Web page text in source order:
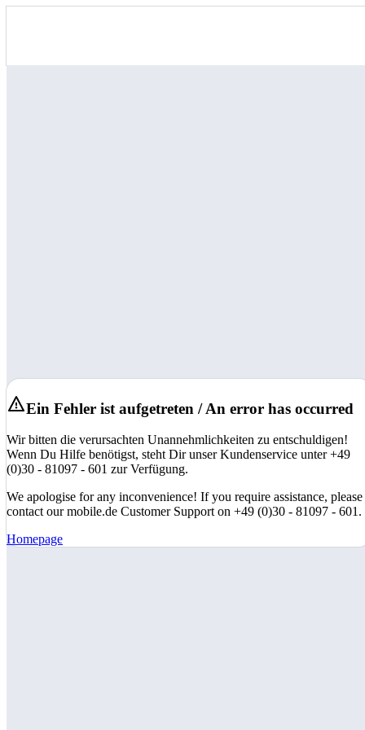
Ein Fehler ist aufgetreten / An error has occurred
Wir bitten die verursachten Unannehmlichkeiten zu entschuldigen!
Wenn Du Hilfe benötigst, steht Dir unser Kundenservice unter +49
(0)30 - 81097 - 601 zur Verfügung.
We apologise for any inconvenience! If you require assistance, please
contact our mobile.de Customer Support on +49 (0)30 - 81097 - 601.
Homepage